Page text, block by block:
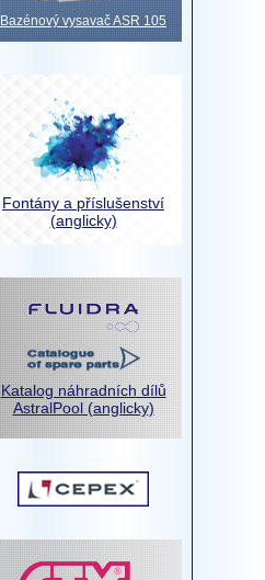
Bazénový vysavač ASR 105
Fontány a příslušenství
(anglicky)
Katalog náhradních dílů
AstralPool (anglicky)